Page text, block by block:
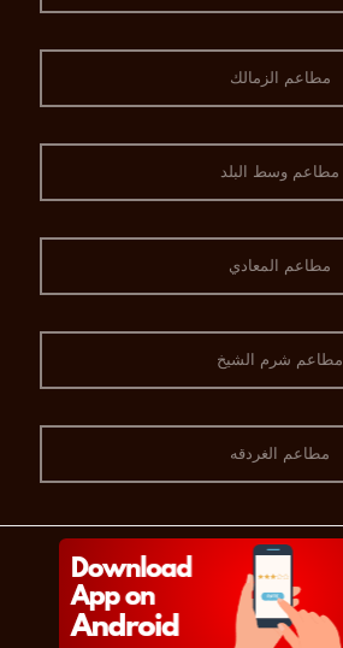
مطاعم الزمالك
مطاعم وسط البلد
مطاعم المعادي
مطاعم شرم الشيخ
مطاعم الغردقه